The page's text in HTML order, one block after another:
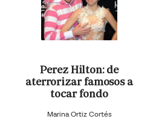
Perez Hilton: de
aterrorizar famosos a
tocar fondo
Marina Ortiz Cortés